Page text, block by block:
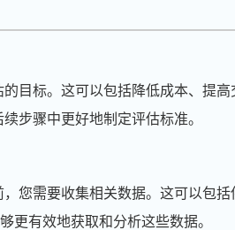
目标。这可以包括降低成本、提
步骤中更好地制定评估标准。
您需要收集相关数据。这可以包
更有效地获取和分析这些数据。